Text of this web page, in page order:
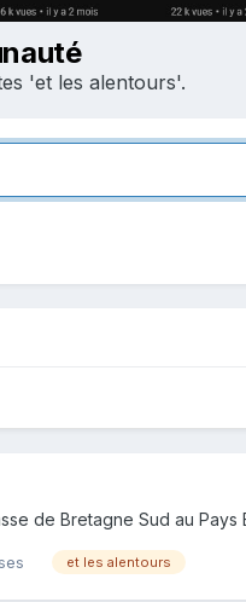
'et les alentours'.
de Bretagne Sud au Pays
et les alentours